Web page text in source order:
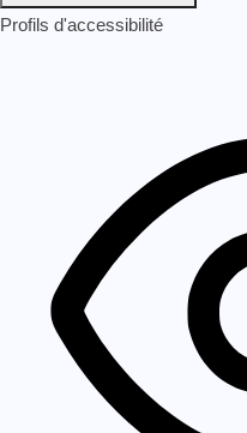
Profils d'accessibilité